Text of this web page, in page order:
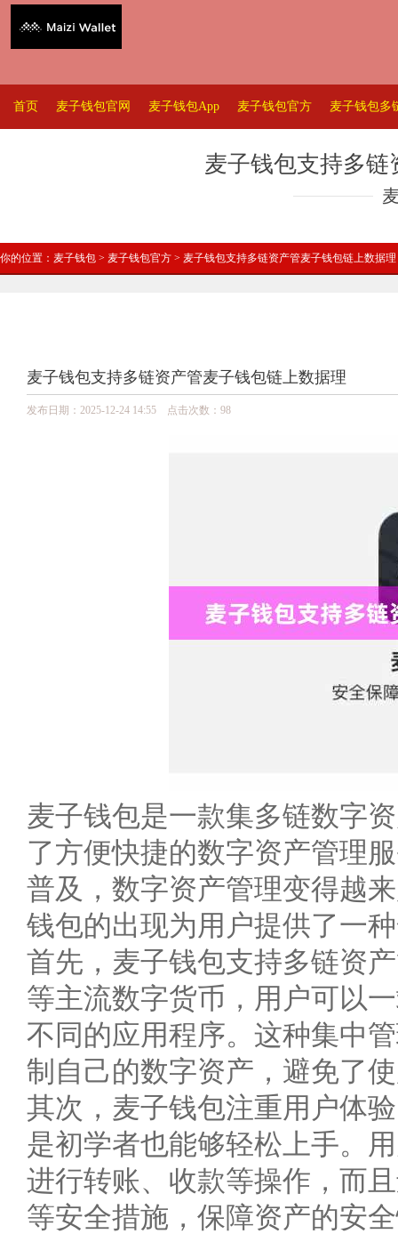
首页 麦子钱包官网 麦子钱包App 麦子钱包官方 麦子钱包多
麦子钱包支持多
你的位置： 麦子钱包 > 麦子钱包官方 > 麦子钱包支持多链资产管麦子钱包链上数据理
麦子钱包支持多链资产管麦子钱包链上数据理
发布日期：2025-12-24 14:55 点击次数：98
麦子钱包是一款集多链数字
了方便快捷的数字资产管理
普及，数字资产管理变得越
钱包的出现为用户提供了一
首先，麦子钱包支持多链资
等主流数字货币，用户可以
不同的应用程序。这种集中
制自己的数字资产，避免了
其次，麦子钱包注重用户体
是初学者也能够轻松上手。
进行转账、收款等操作，而
等安全措施，保障资产的安